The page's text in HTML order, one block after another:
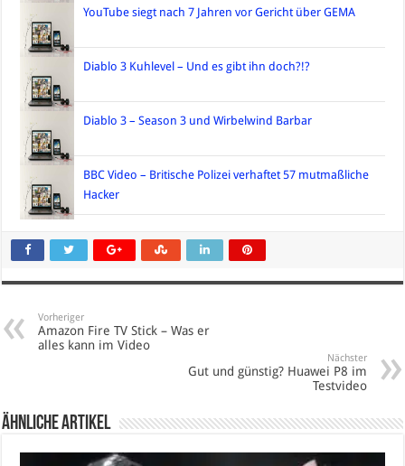
YouTube siegt nach 7 Jahren vor Gericht über GEMA
Diablo 3 Kuhlevel – Und es gibt ihn doch?!?
Diablo 3 – Season 3 und Wirbelwind Barbar
BBC Video – Britische Polizei verhaftet 57 mutmaßliche
Hacker
Vorheriger
Amazon Fire TV Stick – Was er
alles kann im Video
Nächster
Gut und günstig? Huawei P8 im
Testvideo
Ähnliche Artikel